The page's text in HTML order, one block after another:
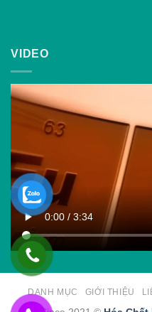
VIDEO
DANH MỤC GIỚI THIỆU